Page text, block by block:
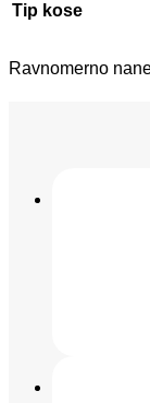
Tip kose
Ravnomerno